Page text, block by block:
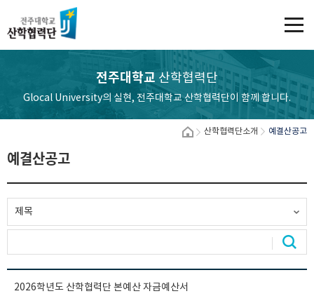
전주대학교 산학협력단
Glocal University의 실현, 전주대학교 산학협력단이 함께 합니다.
산학협력단소개 예결산공고
예결산공고
2026학년도 산학협력단 본예산 자금예산서